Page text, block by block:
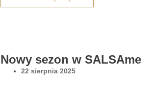
Nowy sezon w SALSAme
22 sierpnia 2025